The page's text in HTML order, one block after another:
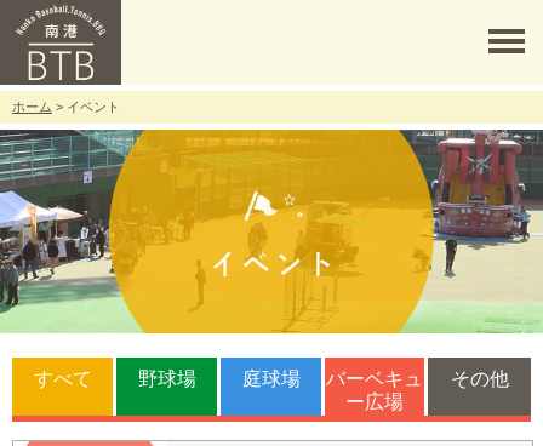
ホーム > イベント
すべて 野球場 庭球場
バーベキュ
ー広場
その他